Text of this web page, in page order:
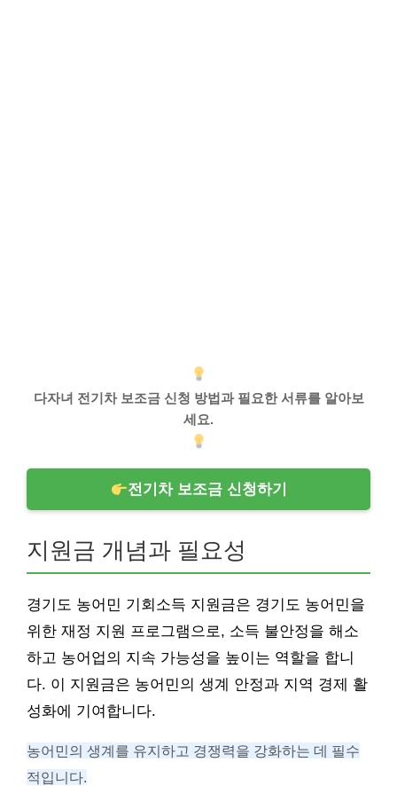
다자녀 전기차 보조금 신청 방법과 필요한 서류를 알아보
세요.
전기차 보조금 신청하기
지원금 개념과 필요성
경기도 농어민 기회소득 지원금은 경기도 농어민을
위한 재정 지원 프로그램으로, 소득 불안정을 해소
하고 농어업의 지속 가능성을 높이는 역할을 합니
다. 이 지원금은 농어민의 생계 안정과 지역 경제 활
성화에 기여합니다.
농어민의 생계를 유지하고 경쟁력을 강화하는 데 필수
적입니다.